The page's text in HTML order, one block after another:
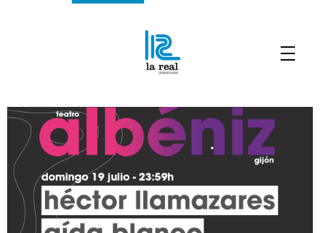
La Real Producciones